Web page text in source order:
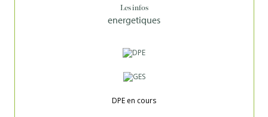
Les infos
energetiques
DPE en cours